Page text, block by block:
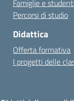
Famiglie e studenti
Percorsi di studio
Didattica
Offerta formativa
I progetti delle